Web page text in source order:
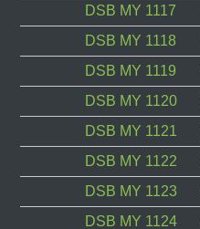
DSB MY 1117
DSB MY 1118
DSB MY 1119
DSB MY 1120
DSB MY 1121
DSB MY 1122
DSB MY 1123
DSB MY 1124